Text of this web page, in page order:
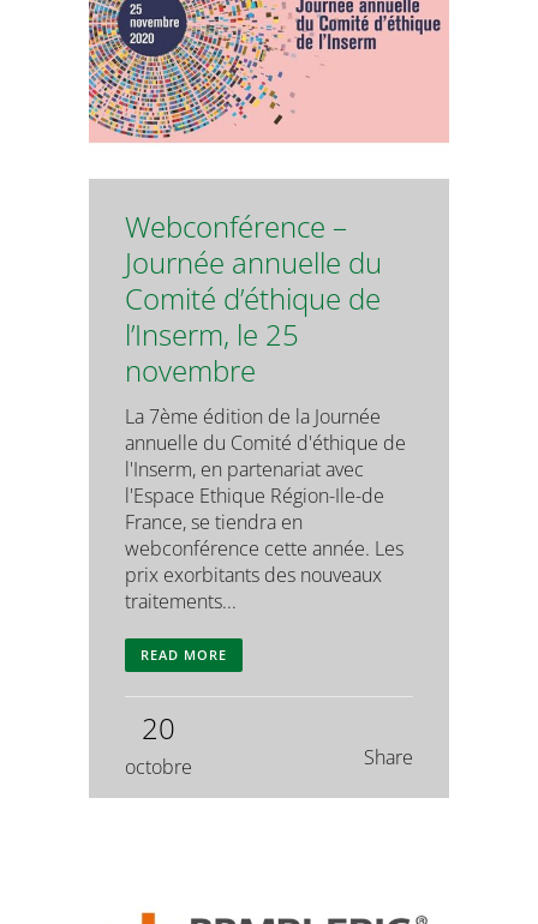
Webconférence –
Journée annuelle du
Comité d’éthique de
l’Inserm, le 25
novembre
La 7ème édition de la Journée
annuelle du Comité d'éthique de
l'Inserm, en partenariat avec
l'Espace Ethique Région-Ile-de
France, se tiendra en
webconférence cette année. Les
prix exorbitants des nouveaux
traitements...
READ MORE
20
octobre Share